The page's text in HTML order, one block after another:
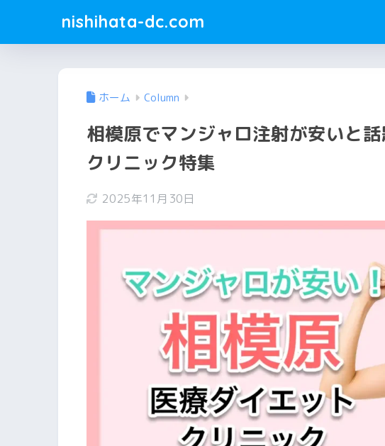
nishihata-dc.com
ホーム Column
相模原でマンジャロ注射が安いと
クリニック特集
2025年11月30日